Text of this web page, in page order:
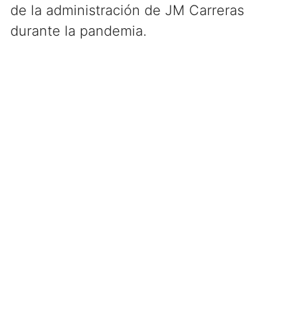
de la administración de JM Carreras
durante la pandemia.